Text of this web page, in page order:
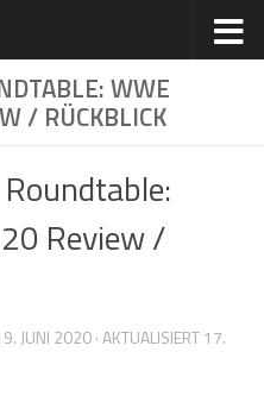
WWE
/ RÜCKBLICK
Review /
JUNI 2020· AKTUALISIERT17.